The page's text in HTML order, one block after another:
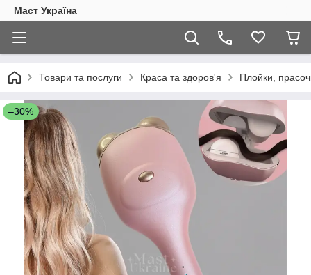
Маст Україна
Товари та послуги Краса та здоров'я Плойки,
–30%